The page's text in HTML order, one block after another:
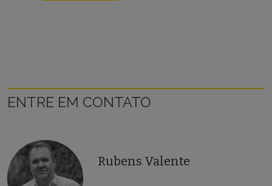
ENTRE EM CONTATO
Rubens Valente